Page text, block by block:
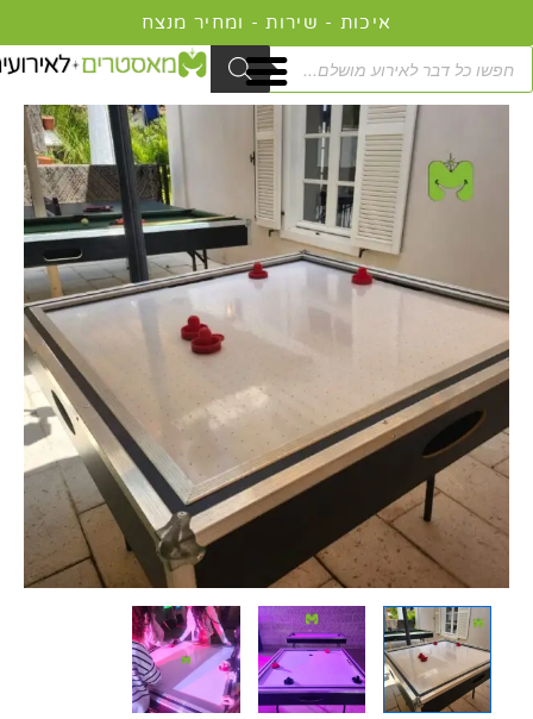
לתוכן
Products
search
המחיר
המקורי
היה:
549.00 ₪.
המחיר
הנוכחי
הוא:
449.00 ₪.
שולחן